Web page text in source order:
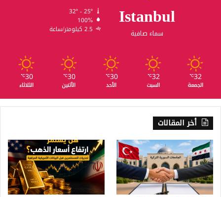
Istanbul
سماء صافية
32º - 25º
100%
2.5 كيلومتر/ساعة
32
℃
الجمعة
32
℃
السبت
30
℃
الأحد
30
℃
الأثنين
30
℃
الثلاثاء
أخر المقالات